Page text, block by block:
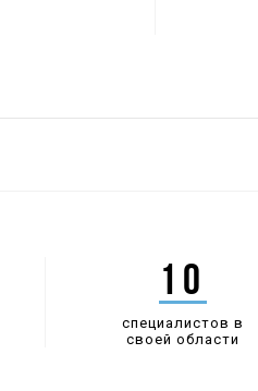
10
специалистов в
своей области